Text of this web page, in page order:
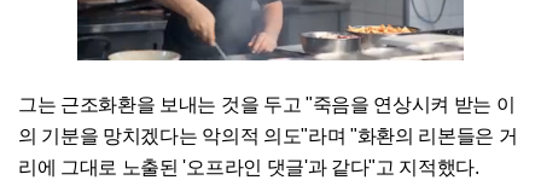
그는 근조화환을 보내는 것을 두고 "죽음을 연상시켜 받는 이
의 기분을 망치겠다는 악의적 의도"라며 "화환의 리본들은 거
리에 그대로 노출된 '오프라인 댓글'과 같다"고 지적했다.